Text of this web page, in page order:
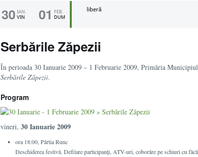
Serbările Zăpezii
30 IAN.
VIN
01
FEB.
DUM
liberă
În perioada 30 Ianuarie 2009 – 1 Februarie 2009, Primăria
Serbările Zăpezii.
Program
vineri, 30 Ianuarie 2009
ora 18:00, Pârtia Runc
Deschiderea festivă. Defilare participanţi, ATV-uri, coborâre pe schiuri cu